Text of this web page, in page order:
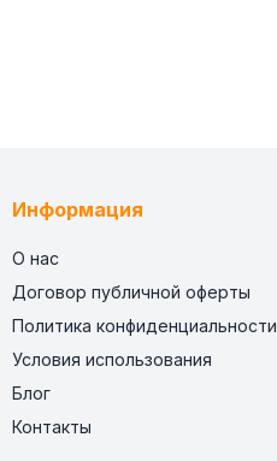
Информация
О нас
Договор публичной оферты
Политика конфиденциальности
Условия использования
Блог
Контакты